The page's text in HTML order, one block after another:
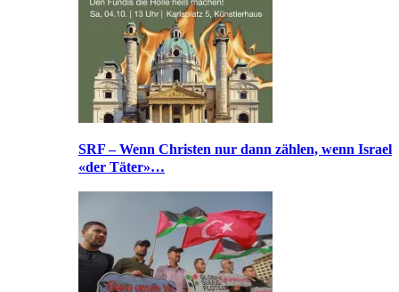
SRF – Wenn Christen nur dann zählen, wenn Israel
«der Täter»…